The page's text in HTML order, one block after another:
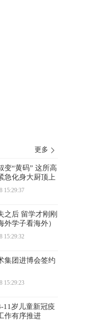
更多
变“黄码” 这所高
急化身大厨顶上
15:29:37
之后 留学才刚刚
外学子看海外）
15:29:32
集团进博会签约
15:29:23
11岁儿童新冠疫
作有序推进